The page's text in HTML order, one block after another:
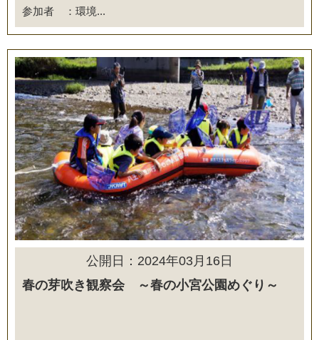
参加者 ：環境...
公開日：2024年03月16日
春の芽吹き観察会 ～春の小宮公園めぐり～